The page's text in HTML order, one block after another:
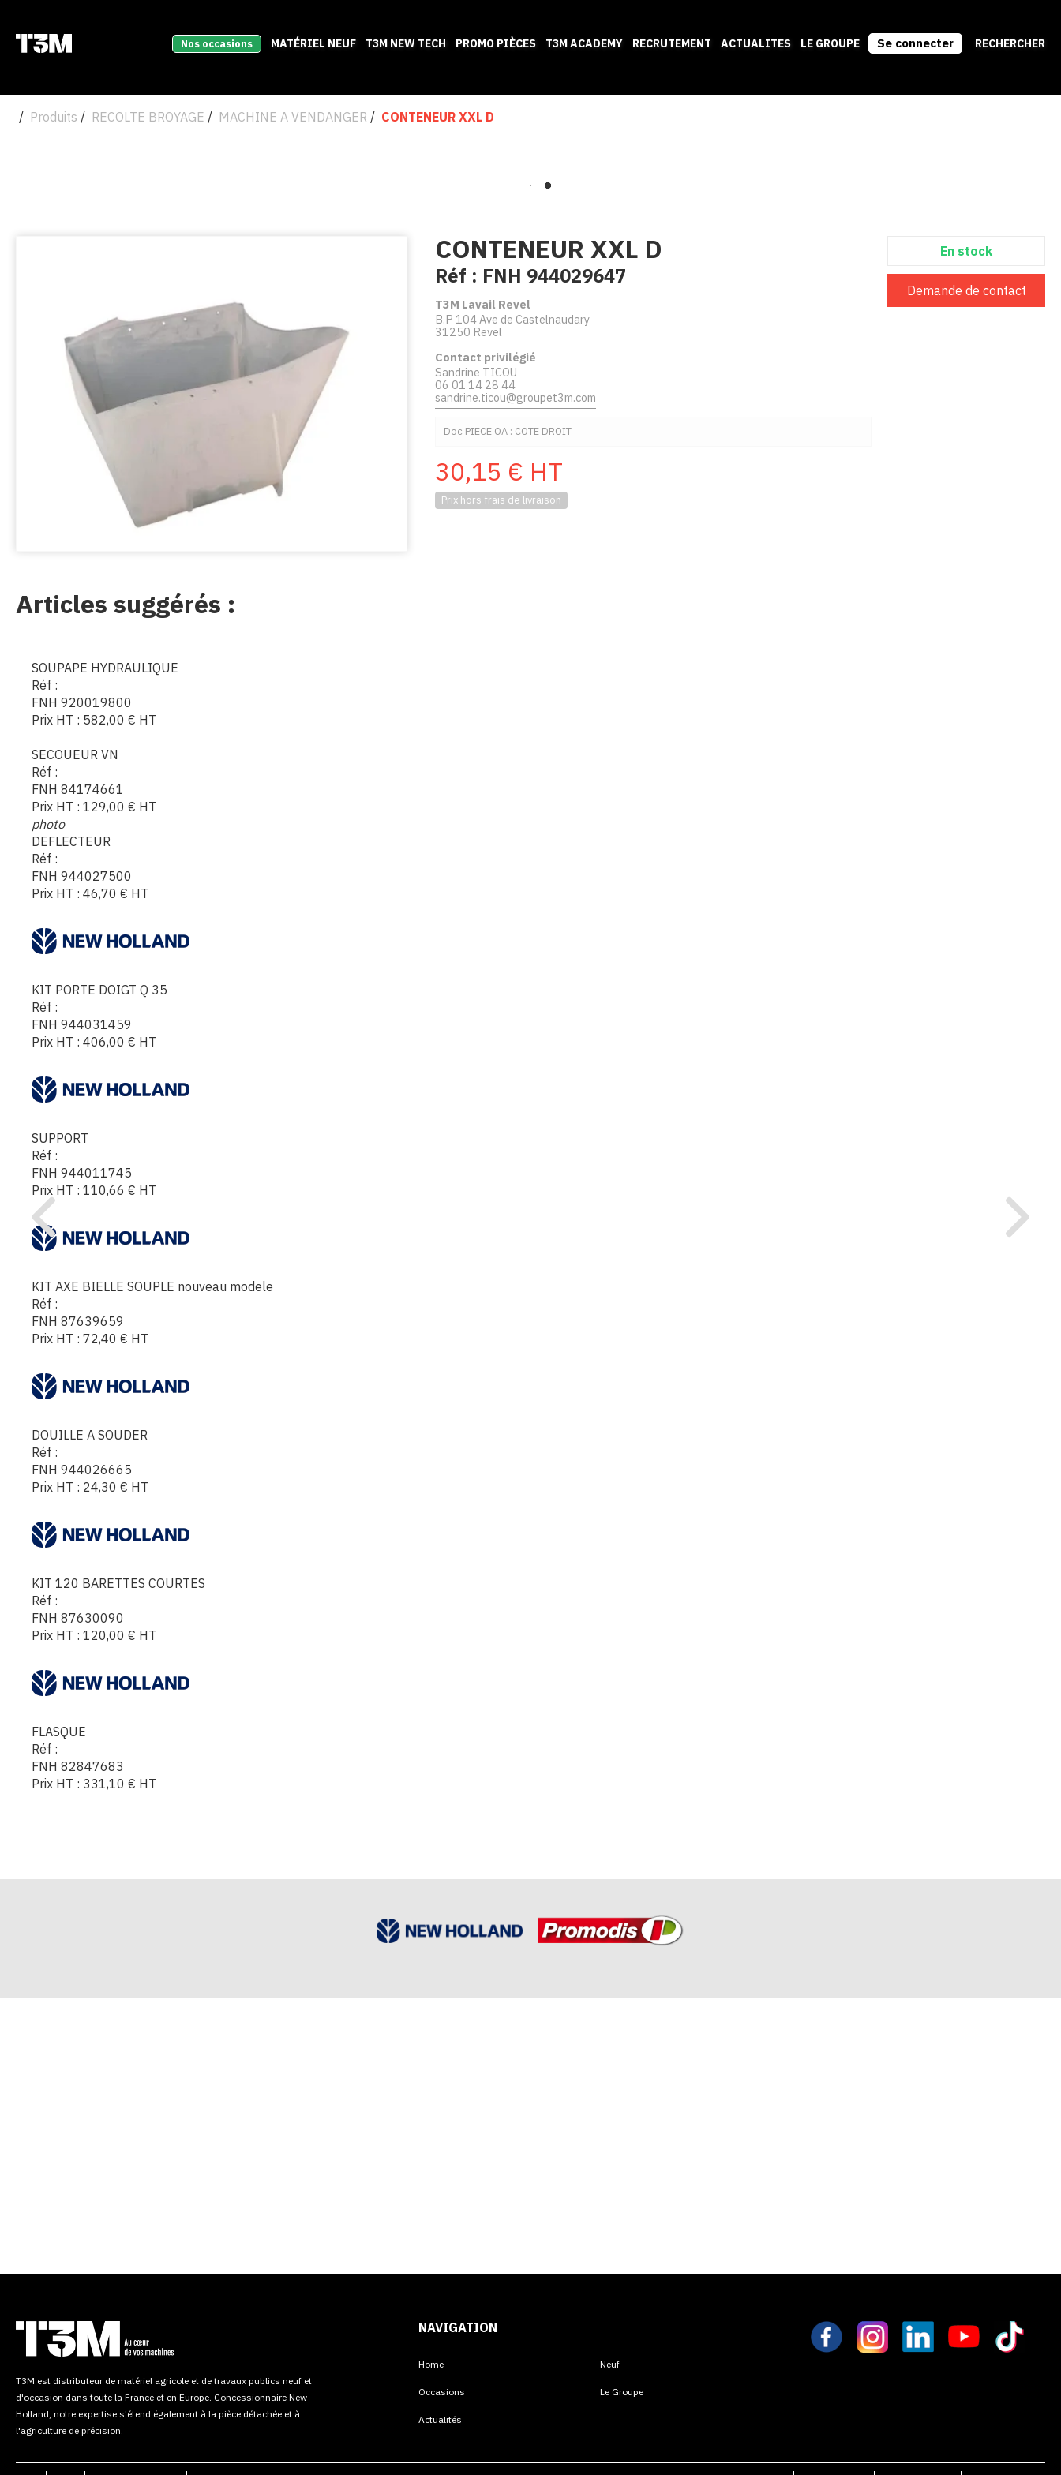
Nos occasions MATÉRIEL NEUF T3M NEW TECH PROMO PIÈCES T3M ACADEMY RECRUTEMENT ACTUALITES LE GROUPE Se connecter RECHERCHER
Produits RECOLTE BROYAGE MACHINE A VENDANGER CONTENEUR XXL D
CONTENEUR XXL D
Réf : FNH 944029647
Doc PIECE OA : COTE DROIT
T3M Lavail Revel
B.P 104 Ave de Castelnaudary
31250 Revel
Contact privilégié
Sandrine TICOU
06 01 14 28 44
sandrine.ticou@groupet3m.com
30,15 € HT
Prix hors frais de livraison
En stock
Demande de contact
Articles suggérés :
SOUPAPE HYDRAULIQUE
Réf :
FNH 920019800
Prix HT : 582,00 € HT
SECOUEUR VN
Réf :
FNH 84174661
Prix HT : 129,00 € HT
photo
DEFLECTEUR
Réf :
FNH 944027500
Prix HT : 46,70 € HT
KIT PORTE DOIGT Q 35
Réf :
FNH 944031459
Prix HT : 406,00 € HT
SUPPORT
Réf :
FNH 944011745
Prix HT : 110,66 € HT
KIT AXE BIELLE SOUPLE nouveau modele
Réf :
FNH 87639659
Prix HT : 72,40 € HT
DOUILLE A SOUDER
Réf :
FNH 944026665
Prix HT : 24,30 € HT
KIT 120 BARETTES COURTES
Réf :
FNH 87630090
Prix HT : 120,00 € HT
FLASQUE
Réf :
FNH 82847683
Prix HT : 331,10 € HT
T3M est distributeur de matériel agricole et de travaux publics neuf et
d'occasion dans toute la France et en Europe. Concessionnaire New
Holland, notre expertise s'étend également à la pièce détachée et à
l'agriculture de précision.
NAVIGATION
Home Neuf
Occasions Le Groupe
Actualités